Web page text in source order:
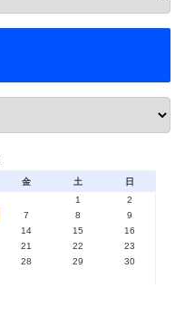
金 土
日
1
2
7 8
9
14 15
16
21 22
23
28 29
30